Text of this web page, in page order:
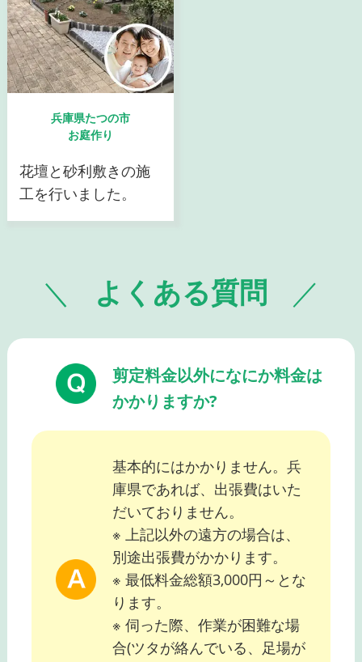
兵庫県たつの市
お庭作り
花壇と砂利敷きの施
工を行いました。
よくある質問
剪定料金以外になにか料金は
かかりますか?
基本的にはかかりません。兵
庫県であれば、出張費はいた
だいておりません。
※ 上記以外の遠方の場合は、
別途出張費がかかります。
※ 最低料金総額3,000円～とな
ります。
※ 伺った際、作業が困難な場
合(ツタが絡んでいる、足場が